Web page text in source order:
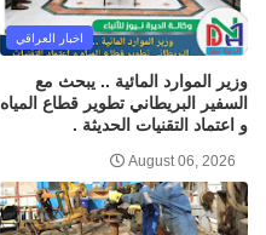
اخبار العراقي
وزير الموارد المائية .. يبحث مع
السفير البريطاني تطوير قطاع المياه
و اعتماد التقنيات الحديثة .
August 06, 2026